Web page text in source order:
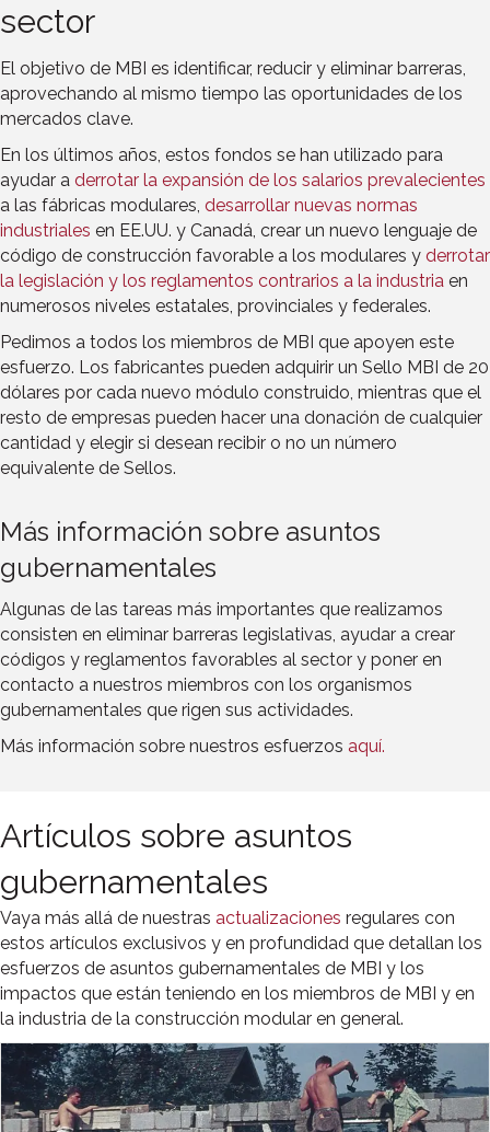
sector
El objetivo de MBI es identificar, reducir y eliminar barreras,
aprovechando al mismo tiempo las oportunidades de los
mercados clave.
En los últimos años, estos fondos se han utilizado para
ayudar a derrotar la expansión de los salarios prevalecientes
a las fábricas modulares, desarrollar nuevas normas
industriales en EE.UU. y Canadá, crear un nuevo lenguaje de
código de construcción favorable a los modulares y derrotar
la legislación y los reglamentos contrarios a la industria en
numerosos niveles estatales, provinciales y federales.
Pedimos a todos los miembros de MBI que apoyen este
esfuerzo. Los fabricantes pueden adquirir un Sello MBI de 20
dólares por cada nuevo módulo construido, mientras que el
resto de empresas pueden hacer una donación de cualquier
cantidad y elegir si desean recibir o no un número
equivalente de Sellos.
Más información sobre asuntos
gubernamentales
Algunas de las tareas más importantes que realizamos
consisten en eliminar barreras legislativas, ayudar a crear
códigos y reglamentos favorables al sector y poner en
contacto a nuestros miembros con los organismos
gubernamentales que rigen sus actividades.
Más información sobre nuestros esfuerzos aquí.
Artículos sobre asuntos
gubernamentales
Vaya más allá de nuestras actualizaciones regulares con
estos artículos exclusivos y en profundidad que detallan los
esfuerzos de asuntos gubernamentales de MBI y los
impactos que están teniendo en los miembros de MBI y en
la industria de la construcción modular en general.